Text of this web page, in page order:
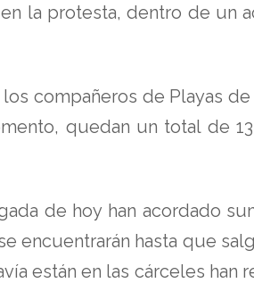
la protesta, dentro de un
compañeros de Playas
quedan un total de
de hoy han acordado
encuentrarán hasta que
están en las cárceles han